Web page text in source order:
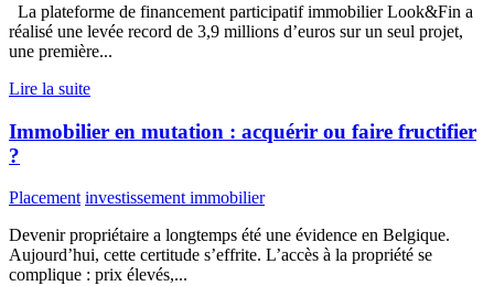
La plateforme de financement participatif immobilier Look&Fin a
réalisé une levée record de 3,9 millions d’euros sur un seul projet,
une première...
Lire la suite
Immobilier en mutation : acquérir ou faire fructifier
?
Placement investissement immobilier
Devenir propriétaire a longtemps été une évidence en Belgique.
Aujourd’hui, cette certitude s’effrite. L’accès à la propriété se
complique : prix élevés,...